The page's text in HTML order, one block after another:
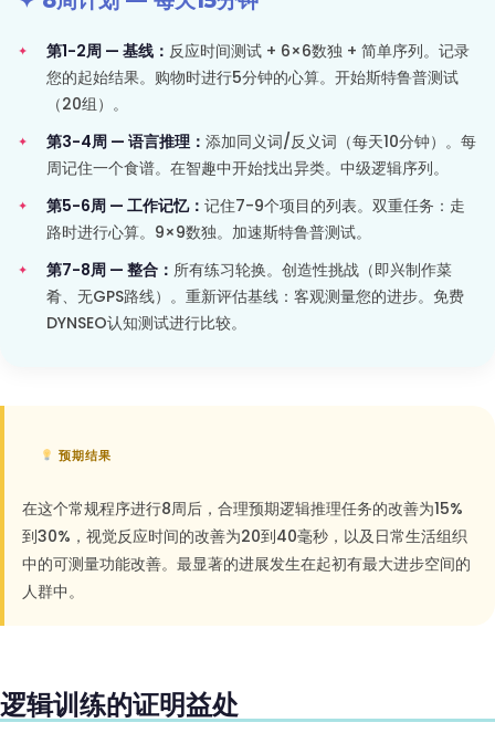
第1-2周 — 基线： 反应时间测试 + 6×6数独 + 简单序列。记录
您的起始结果。购物时进行5分钟的心算。开始斯特鲁普测试
（20组）。
第3-4周 — 语言推理： 添加同义词/反义词（每天10分钟）。每
周记住一个食谱。在智趣中开始找出异类。中级逻辑序列。
第5-6周 — 工作记忆： 记住7-9个项目的列表。双重任务：走
路时进行心算。9×9数独。加速斯特鲁普测试。
第7-8周 — 整合： 所有练习轮换。创造性挑战（即兴制作菜
肴、无GPS路线）。重新评估基线：客观测量您的进步。免费
DYNSEO认知测试进行比较。
预期结果
在这个常规程序进行8周后，合理预期逻辑推理任务的改善为15%
到30%，视觉反应时间的改善为20到40毫秒，以及日常生活组织
中的可测量功能改善。最显著的进展发生在起初有最大进步空间的
人群中。
逻辑训练的证明益处